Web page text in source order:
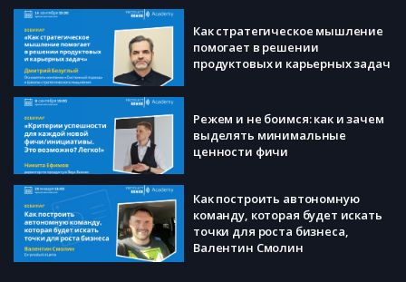
Как стратегическое мышление
помогает в решении
продуктовых и карьерных задач
Режем и не боимся: как и зачем
выделять минимальные
ценности фичи
Как построить автономную
команду, которая будет искать
точки для роста бизнеса,
Валентин Смолин